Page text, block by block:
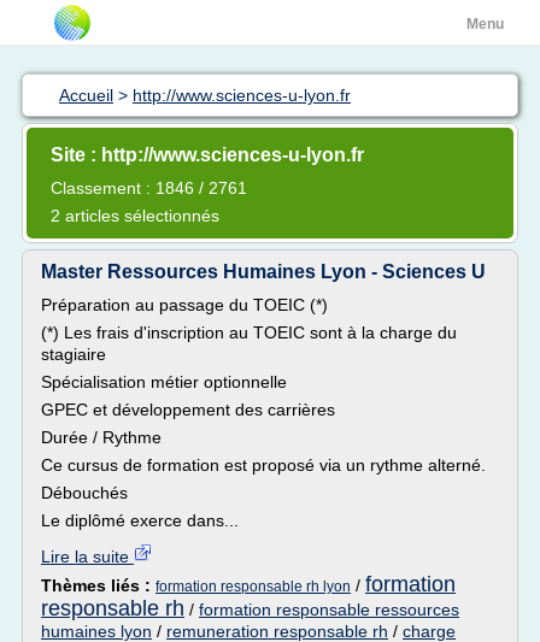
Menu
Accueil > http://www.sciences-u-lyon.fr
Site : http://www.sciences-u-lyon.fr
Classement : 1846 / 2761
2 articles sélectionnés
Master Ressources Humaines Lyon - Sciences U
Préparation au passage du TOEIC (*)
(*) Les frais d'inscription au TOEIC sont à la charge du
stagiaire
Spécialisation métier optionnelle
GPEC et développement des carrières
Durée / Rythme
Ce cursus de formation est proposé via un rythme alterné.
Débouchés
Le diplômé exerce dans...
Lire la suite
Thèmes liés : formation responsable rh lyon / formation
responsable rh / formation responsable ressources
humaines lyon / remuneration responsable rh / charge